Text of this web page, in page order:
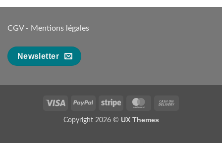
pour
CGV- Mentions légales
Newsletter
Visa PayPal Stripe MasterCard
Copyright 2026 © UX Themes